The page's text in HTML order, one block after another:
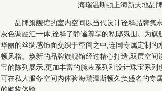
海瑞温斯顿上海新天地品
品牌旗舰馆的室内空间以当代设计诠释品牌隽
灰色调融汇一体,诠释了静谧尊享的私邸氛围。为
华丽的丝绸感饰面交织于空间之中,连同专属定制的
顿风格。焕新的品牌旗舰馆经过精心打造,双层空间
宝的陈列展示,更加丰富的腕表系列和设计珠宝系列
可在私人服务空间内体验海瑞温斯顿久负盛名的专